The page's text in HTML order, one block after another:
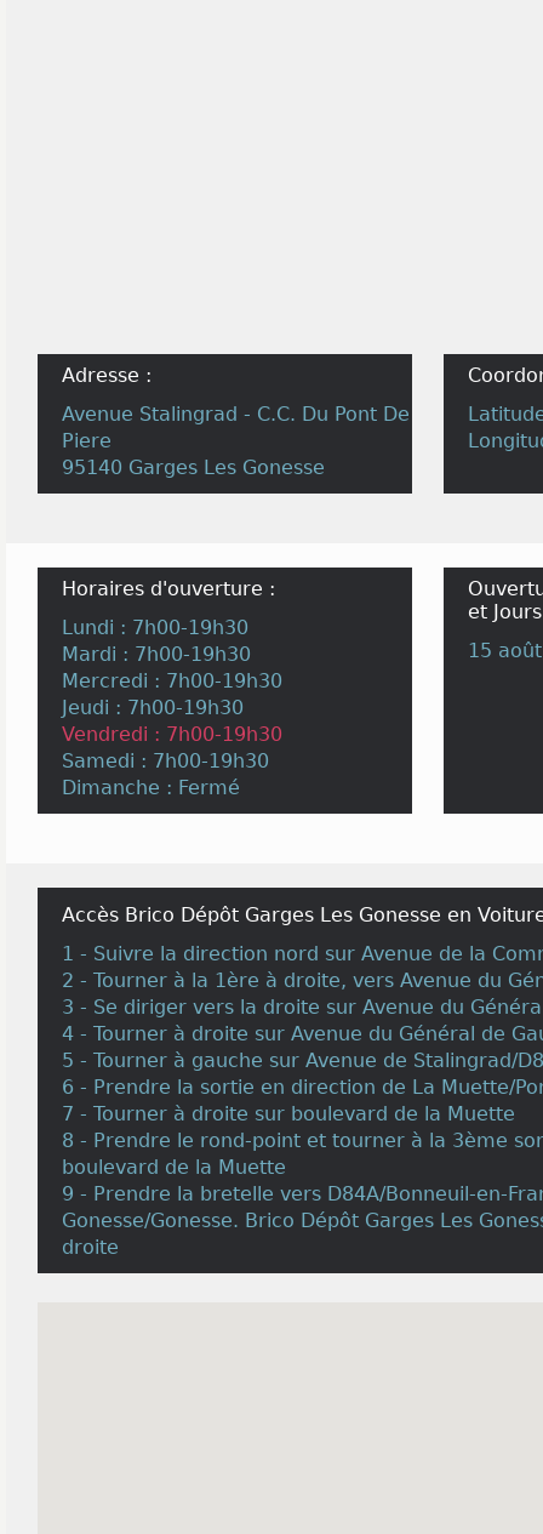
Adresse :
Avenue Stalingrad - C.C. Du Pont De
Piere
95140 Garges Les Gonesse
Horaires d'ouverture :
Lundi : 7h00-19h30
Mardi : 7h00-19h30
Mercredi : 7h00-19h30
Jeudi : 7h00-19h30
Vendredi : 7h00-19h30
Samedi : 7h00-19h30
Dimanche : Fermé
et
15
Accès Brico Dépôt Garges Les Gonesse en
1 - Suivre la direction nord sur Avenue de la
2 - Tourner à la 1ère à droite, vers Avenue du
3 - Se diriger vers la droite sur Avenue du
4 - Tourner à droite sur Avenue du Général de
5 - Tourner à gauche sur Avenue de Stalingrad/
6 - Prendre la sortie en direction de La Muette/
7 - Tourner à droite sur boulevard de la Muette
8 - Prendre le rond-point et tourner à la 3ème
boulevard de la Muette
9 - Prendre la bretelle vers D84A/Bonneuil-en-
Gonesse/Gonesse. Brico Dépôt Garges Les
droite